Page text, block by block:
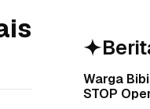
Warga
STOP